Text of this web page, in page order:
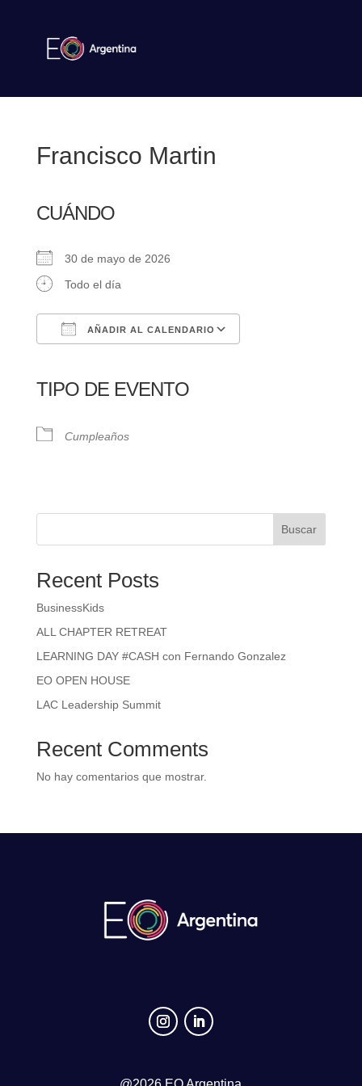
Francisco Martin
CUÁNDO
30 de mayo de 2026
Todo el día
AÑADIR AL CALENDARIO
TIPO DE EVENTO
Cumpleaños
Buscar
Recent Posts
BusinessKids
ALL CHAPTER RETREAT
LEARNING DAY #CASH con Fernando Gonzalez
EO OPEN HOUSE
LAC Leadership Summit
Recent Comments
No hay comentarios que mostrar.